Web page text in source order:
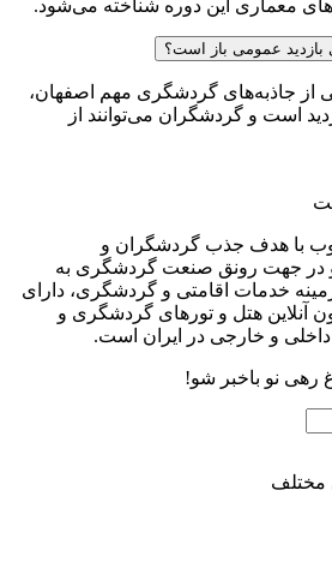
معماری این دوره شناخته می‌شود.
از جاذبه‌های گردشگری مهم اصفهان،
است و گردشگران می‌توانند از
با هدف جذب گردشگران و
و در جهت رونق صنعت گردشگری به
خدمات اقامتی و گردشگری، دارای
آنلاین هتل و تورهای گردشگری و
داخلی و خارجی در ایران است.
رهی نو باخبر شو!
مختلف